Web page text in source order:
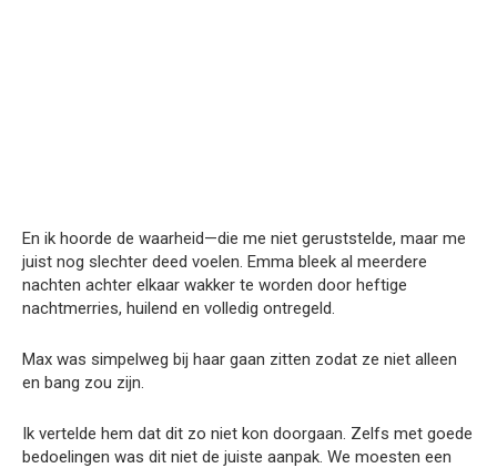
En ik hoorde de waarheid—die me niet geruststelde, maar me
juist nog slechter deed voelen. Emma bleek al meerdere
nachten achter elkaar wakker te worden door heftige
nachtmerries, huilend en volledig ontregeld.
Max was simpelweg bij haar gaan zitten zodat ze niet alleen
en bang zou zijn.
Ik vertelde hem dat dit zo niet kon doorgaan. Zelfs met goede
bedoelingen was dit niet de juiste aanpak. We moesten een